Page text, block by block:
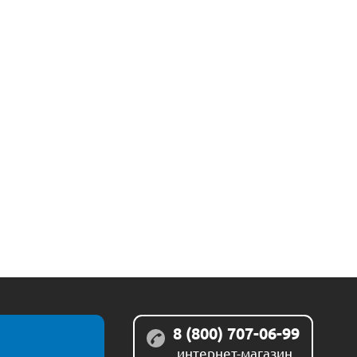
8 (800) 707-06-99
интернет-магазин